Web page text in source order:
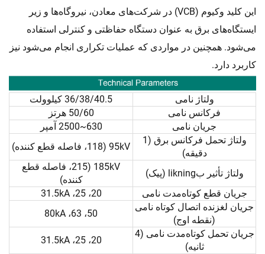
این کلید وکیوم (VCB) در شرکت‌های معادن، نیروگاه‌ها و زیر
ایستگاه‌های برق به عنوان دستگاه حفاظتی و کنترلی استفاده
می‌شود. همچنین در مواردی که عملیات تکراری انجام می‌شود نیز
کاربرد دارد.
ولتاژ نامی
36/38/40.5 کیلوولت
فرکانس نامی
50/60 هرتز
جریان نامی
630~2500 آمپر
ولتاژ تحمل فرکانس برق (1
دقیقه)
95kV (118، فاصله قطع کننده)
ولتاژ تأثیر بlikning (پیک)
185kV (215، فاصله قطع
کننده)
جریان قطع کوتاه‌مدت نامی
20، 25، 31.5kA
جریان لغزنده اتصال کوتاه نامی
(نقطه اوج)
50، 63، 80kA
جریان تحمل کوتاه‌مدت نامی (4
ثانیه)
20، 25، 31.5kA